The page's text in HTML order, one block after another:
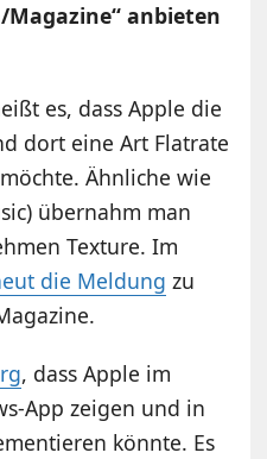
anbieten
es, dass Apple die
dort eine Art Flatrate
Ähnliche wie
übernahm man
Texture. Im
die Meldung zu
, dass Apple im
App zeigen und in
könnte. Es